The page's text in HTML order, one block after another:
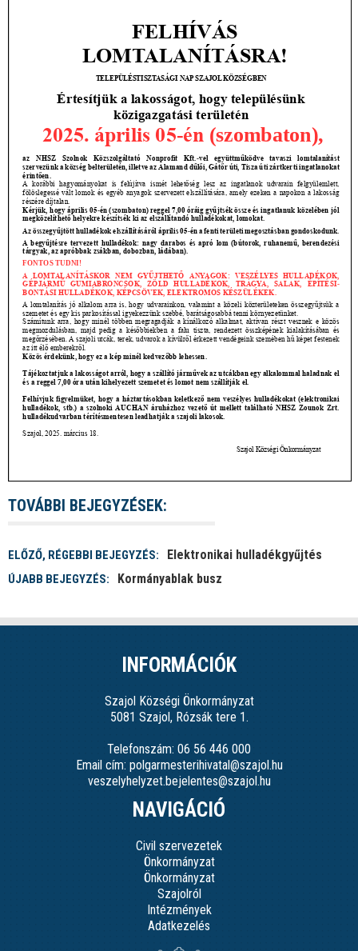
TOVÁBBI BEJEGYZÉSEK:
ELŐZŐ, RÉGEBBI BEJEGYZÉS: Elektronikai hulladékgyűjtés
ÚJABB BEJEGYZÉS: Kormányablak busz
INFORMÁCIÓK
Szajol Községi Önkormányzat
5081 Szajol, Rózsák tere 1.
Telefonszám: 06 56 446 000
Email cím: polgarmesterihivatal@szajol.hu
veszelyhelyzet.bejelentes@szajol.hu
NAVIGÁCIÓ
Civil szervezetek
Önkormányzat
Önkormányzat
Szajolról
Intézmények
Adatkezelés